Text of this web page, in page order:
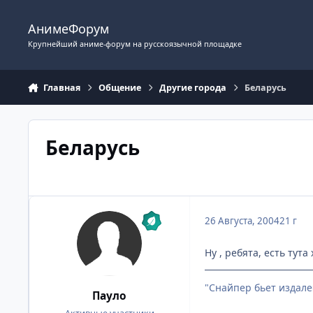
АнимеФорум
Крупнейший аниме-форум на русскоязычной площадке
Главная Общение Другие города Беларусь
Беларусь
Пауло
26 Августа, 200421 г
Ну , ребята, есть
"Снайпер бьет